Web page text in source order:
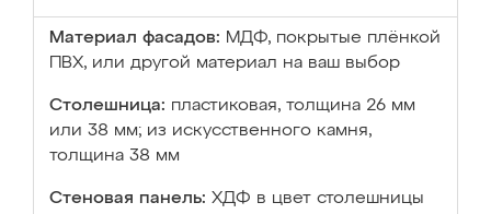
Материал фасадов: МДФ, покрытые плёнкой
ПВХ, или другой материал на ваш выбор
Столешница: пластиковая, толщина 26 мм
или 38 мм; из искусственного камня,
толщина 38 мм
Стеновая панель: ХДФ в цвет столешницы